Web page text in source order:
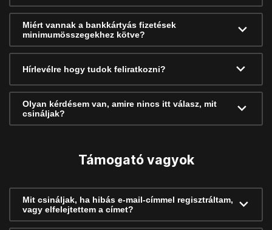
Miért vannak a bankkártyás fizetések
minimumösszegekhez kötve?
Hírlevélre hogy tudok feliratkozni?
Olyan kérdésem van, amire nincs itt válasz, mit
csináljak?
Támogató vagyok
Mit csináljak, ha hibás e-mail-címmel regisztráltam,
vagy elfelejtettem a címet?